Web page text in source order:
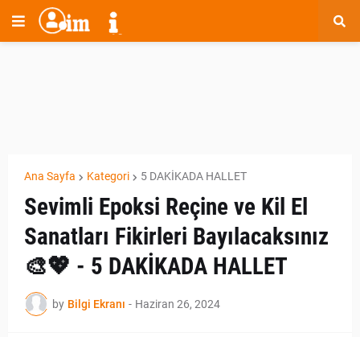
Ana Sayfa Kategori 5 DAKİKADA HALLET
Sevimli Epoksi Reçine ve Kil El
Sanatları Fikirleri Bayılacaksınız
🎨💖 - 5 DAKİKADA HALLET
by Bilgi Ekranı - Haziran 26, 2024